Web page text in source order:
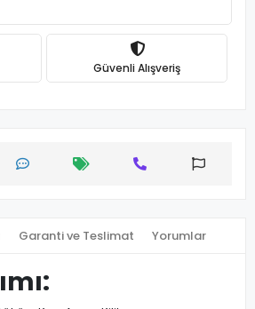
Güvenli Alışveriş
Garanti ve Teslimat Yorumlar